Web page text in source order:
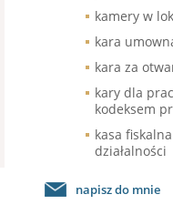
kamery w
kara
kara za
kary dla
kodeksem
kasa
działalności
napisz do mnie